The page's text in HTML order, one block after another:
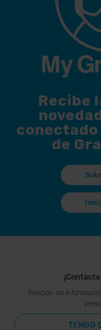
Recibe
de
Petición de
TENGO